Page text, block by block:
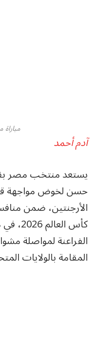
آدم أحمد
يستعد منتخب مصر
حسن لخوض مواجهة
كأس
الفراعنة لمواصلة
المقامة بالولايات